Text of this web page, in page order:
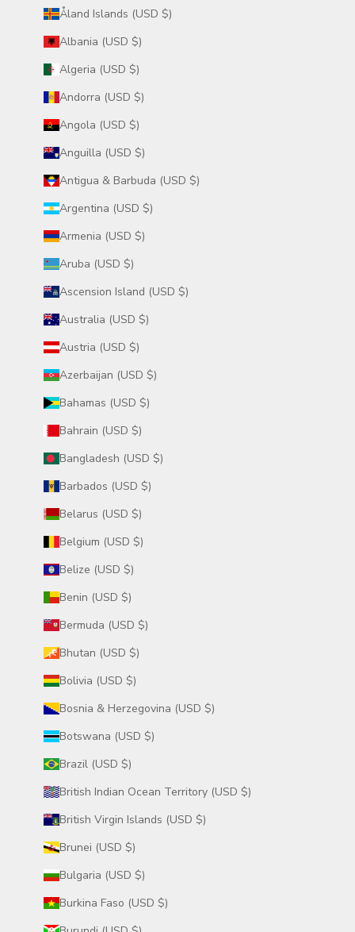
Åland Islands (USD $)
Albania (USD $)
Algeria (USD $)
Andorra (USD $)
Angola (USD $)
Anguilla (USD $)
Antigua & Barbuda (USD $)
Argentina (USD $)
Armenia (USD $)
Aruba (USD $)
Ascension Island (USD $)
Australia (USD $)
Austria (USD $)
Azerbaijan (USD $)
Bahamas (USD $)
Bahrain (USD $)
Bangladesh (USD $)
Barbados (USD $)
Belarus (USD $)
Belgium (USD $)
Belize (USD $)
Benin (USD $)
Bermuda (USD $)
Bhutan (USD $)
Bolivia (USD $)
Bosnia & Herzegovina (USD $)
Botswana (USD $)
Brazil (USD $)
British Indian Ocean Territory (USD $)
British Virgin Islands (USD $)
Brunei (USD $)
Bulgaria (USD $)
Burkina Faso (USD $)